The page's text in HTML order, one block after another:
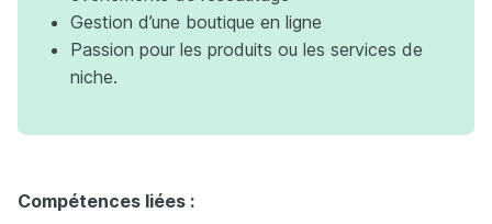
Gestion d’une boutique en ligne
Passion pour les produits ou les services de
niche.
Compétences liées :